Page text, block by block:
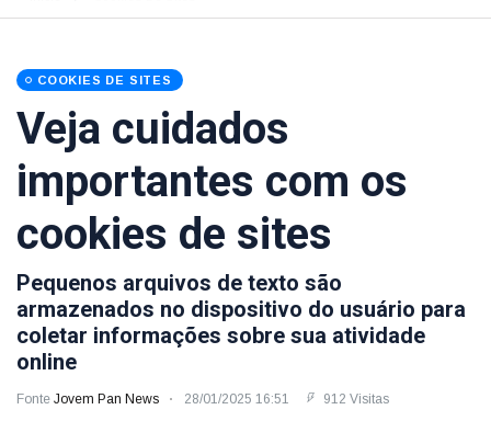
COOKIES DE SITES
Veja cuidados
importantes com os
cookies de sites
Pequenos arquivos de texto são
armazenados no dispositivo do usuário para
coletar informações sobre sua atividade
online
Fonte Jovem Pan News 28/01/2025 16:51 912 Visitas